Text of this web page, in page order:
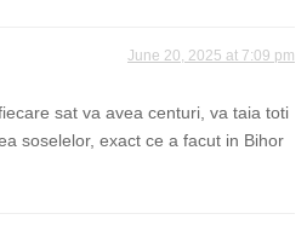
June 20, 2025 at 7:09 pm
sat va avea centuri, va taia toti
soselelor, exact ce a facut in Bihor